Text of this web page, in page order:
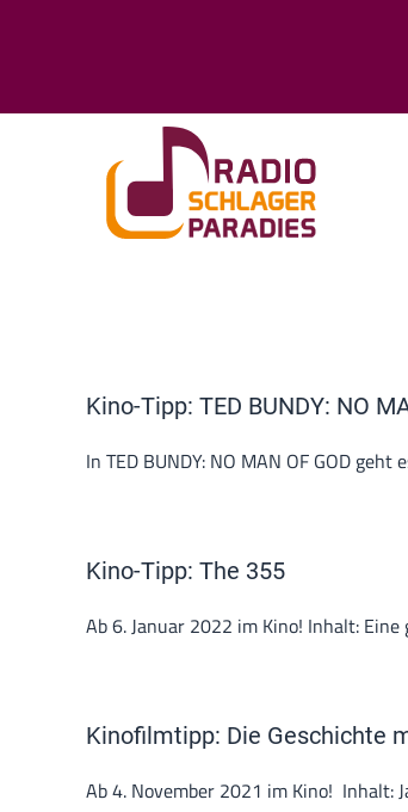
Kino-Tipp: TED BUNDY: NO
In TED BUNDY: NO MAN OF GOD
Kino-Tipp: The 355
Ab 6. Januar 2022 im Kino! Inhalt:
Kinofilmtipp: Die Geschichte
Ab 4. November 2021 im Kino! Inhalt: